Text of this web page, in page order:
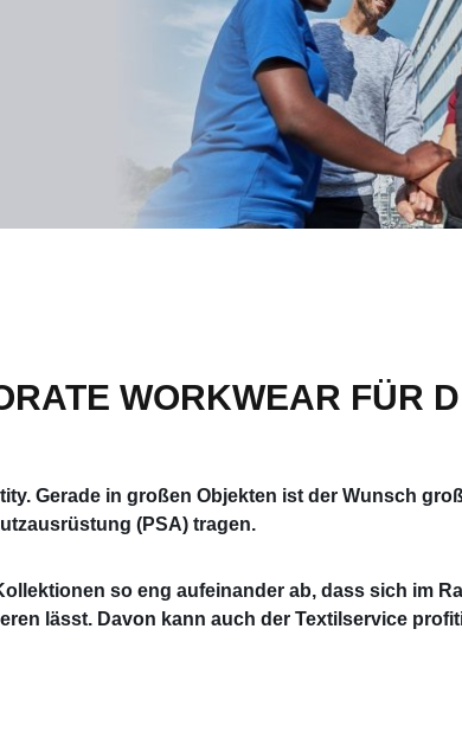
WORKWEAR FÜR
Gerade in großen Objekten ist der Wunsch
(PSA) tragen.
so eng aufeinander ab, dass sich im
lässt. Davon kann auch der Textilservice